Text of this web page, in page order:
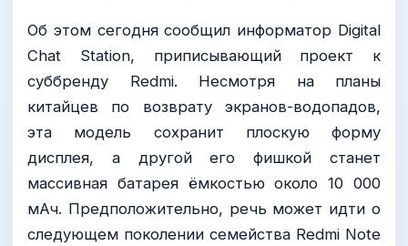
Об этом сегодня сообщил информатор Digital
Chat Station, приписывающий проект к
суббренду Redmi. Несмотря на планы
китайцев по возврату экранов-водопадов,
эта модель сохранит плоскую форму
дисплея, а другой его фишкой станет
массивная батарея ёмкостью около 10 000
мАч. Предположительно, речь может идти о
следующем поколении семейства Redmi Note